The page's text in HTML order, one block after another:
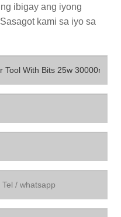
ibigay ang iyong
kami sa iyo sa